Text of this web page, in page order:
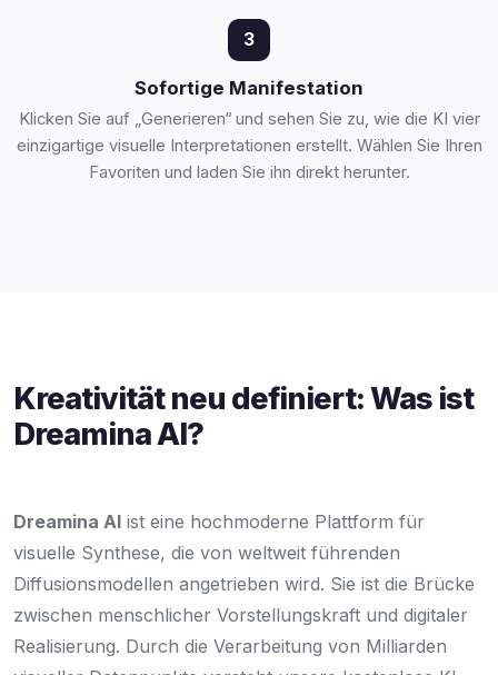
3
Sofortige Manifestation
Klicken Sie auf „Generieren“ und sehen Sie zu, wie die KI vier
einzigartige visuelle Interpretationen erstellt. Wählen Sie Ihren
Favoriten und laden Sie ihn direkt herunter.
Kreativität neu definiert: Was ist
Dreamina AI?
Dreamina AI ist eine hochmoderne Plattform für
visuelle Synthese, die von weltweit führenden
Diffusionsmodellen angetrieben wird. Sie ist die Brücke
zwischen menschlicher Vorstellungskraft und digitaler
Realisierung. Durch die Verarbeitung von Milliarden